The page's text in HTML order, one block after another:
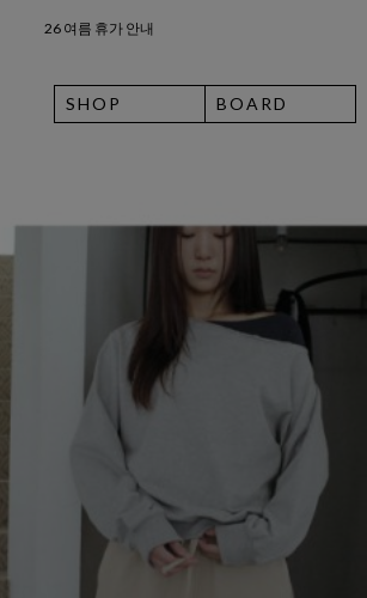
8월 7일 금요일 입고예정일 안내
SHOP BOARD